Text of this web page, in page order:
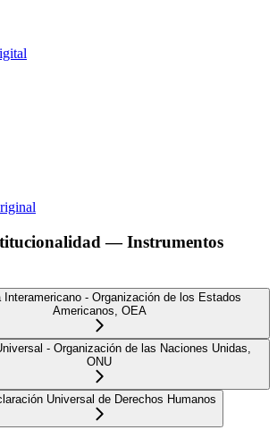
— Instrumentos
Interamericano - Organización de los Estados
Americanos, OEA
- Organización de las Naciones Unidas,
ONU
Universal de Derechos Humanos